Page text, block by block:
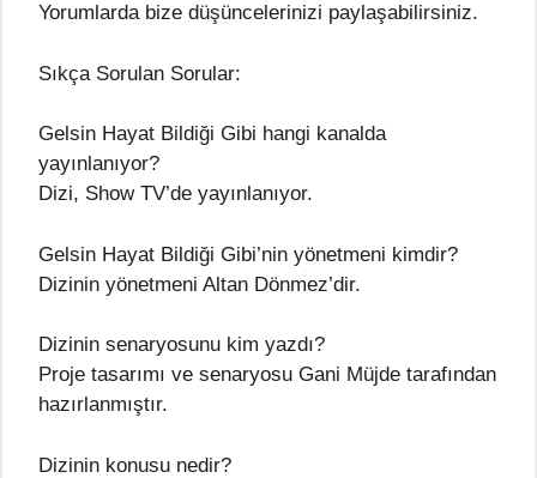
Yorumlarda bize düşüncelerinizi paylaşabilirsiniz.
Sıkça Sorulan Sorular:
Gelsin Hayat Bildiği Gibi hangi kanalda
yayınlanıyor?
Dizi, Show TV’de yayınlanıyor.
Gelsin Hayat Bildiği Gibi’nin yönetmeni kimdir?
Dizinin yönetmeni Altan Dönmez’dir.
Dizinin senaryosunu kim yazdı?
Proje tasarımı ve senaryosu Gani Müjde tarafından
hazırlanmıştır.
Dizinin konusu nedir?